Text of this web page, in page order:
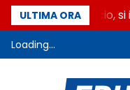
ULTIMA ORA
Riforma del calcio,
Loading...